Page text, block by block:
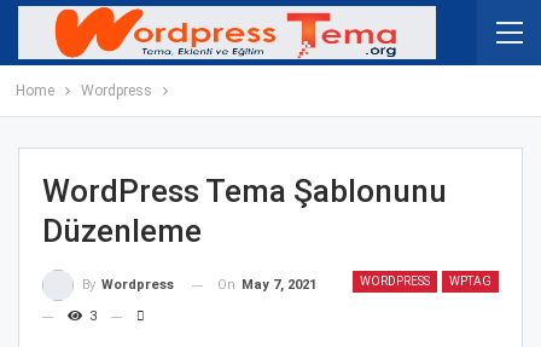
Home Wordpress
WordPress Tema Şablonunu
Düzenleme
WORDPRESS WPTAG
By Wordpress On May 7, 2021
3